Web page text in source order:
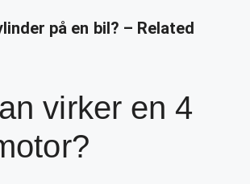
på en bil? – Related
virker en 4